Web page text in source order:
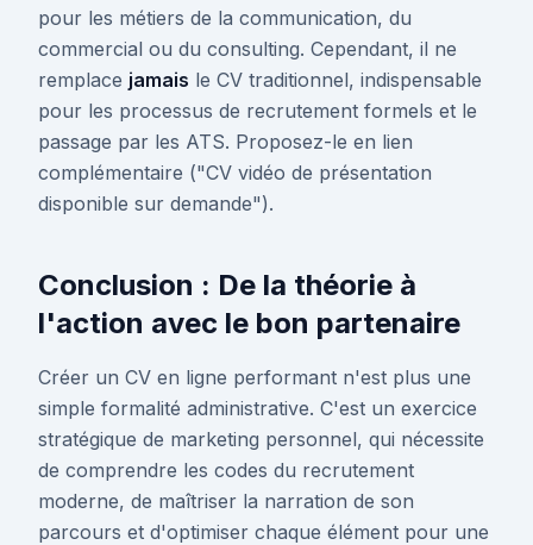
pour les métiers de la communication, du
commercial ou du consulting. Cependant, il ne
remplace jamais le CV traditionnel, indispensable
pour les processus de recrutement formels et le
passage par les ATS. Proposez-le en lien
complémentaire ("CV vidéo de présentation
disponible sur demande").
Conclusion : De la théorie à
l'action avec le bon partenaire
Créer un CV en ligne performant n'est plus une
simple formalité administrative. C'est un exercice
stratégique de marketing personnel, qui nécessite
de comprendre les codes du recrutement
moderne, de maîtriser la narration de son
parcours et d'optimiser chaque élément pour une